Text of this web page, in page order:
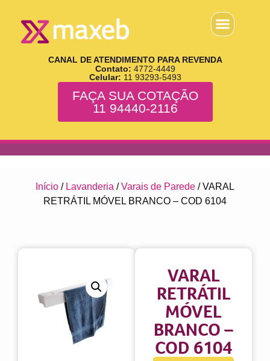
CANAL DE ATENDIMENTO PARA REVENDA
Contato: 4772-4449
Celular: 11 93293-5493
FAÇA SUA COTAÇÃO
11 94440-2116
Início / Lavanderia /Varais de Parede / VARAL
RETRÁTIL MÓVEL BRANCO – COD 6104
VARAL
RETRÁTIL
MÓVEL
BRANCO –
COD 6104